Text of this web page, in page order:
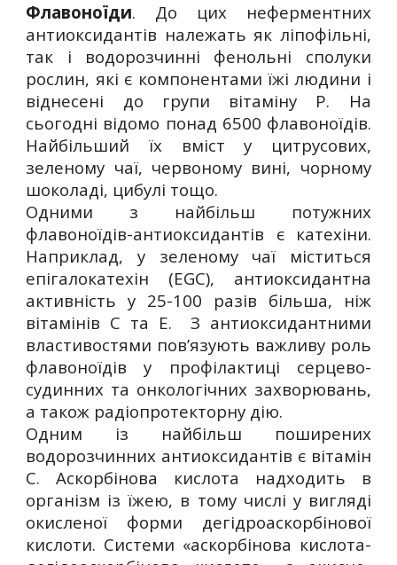
Флавоноїди. До цих неферментних
антиоксидантів належать як ліпофільні,
так і водорозчинні фенольні сполуки
рослин, які є компонентами їжі людини і
віднесені до групи вітаміну Р. На
сьогодні відомо понад 6500 флавоноїдів.
Найбільший їх вміст у цитрусових,
зеленому чаї, червоному вині, чорному
шоколаді, цибулі тощо.
Одними з найбільш потужних
флавоноїдів-антиоксидантів є катехіни.
Наприклад, у зеленому чаї міститься
епігалокатехін (EGC), антиоксидантна
активність у 25-100 разів більша, ніж
вітамінів С та Е. З антиоксидантними
властивостями пов’язують важливу роль
флавоноїдів у профілактиці серцево-
судинних та онкологічних захворювань,
а також радіопротекторну дію.
Одним із найбільш поширених
водорозчинних антиоксидантів є вітамін
С. Аскорбінова кислота надходить в
організм із їжею, в тому числі у вигляді
окисленої форми дегідроаскорбінової
кислоти. Системи «аскорбінова кислота-